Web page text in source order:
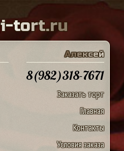
i-tort.ru
Алексей
8(982)318-7671
Заказать торт
Главная
Контакты
Условия заказа